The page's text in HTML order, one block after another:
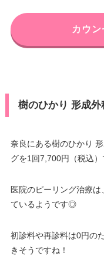
カウ
樹のひかり 形成
奈良にある樹のひかり
グを1回7,700円（税込）
医院のピーリング治療
ているようです◎
初診料や再診料は0円の
きそうですね！